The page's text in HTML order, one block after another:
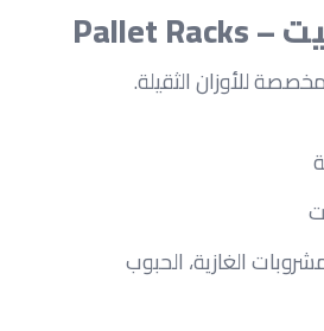
للأوزان الثقيلة.
الغازية، الحبوب